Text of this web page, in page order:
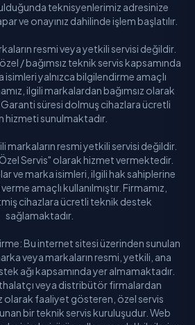
teknisyenlerimiz adresinize
ve onayınız dahilinde işlem başlatılır.
resmi veya yetkili servisi değildir.
/ bağımsız teknik servis kapsamında
yalnızca bilgilendirme amaçlı
ilgili markalardan bağımsız olarak
süresi dolmuş cihazlara ücretli
hizmeti sunulmaktadır.
markaların resmi yetkili servisi değildir.
Servis" olarak hizmet vermektedir.
ve marka isimleri, ilgili hak sahiplerine
amaçlı kullanılmıştır. Firmamız,
cihazlara ücretli teknik destek
sağlamaktadır.
Bu internet sitesi üzerinden sunulan
veya markaların resmi, yetkili, ana
ağı kapsamında yer almamaktadır.
veya distribütör firmalardan
olarak faaliyet gösteren, özel servis
bir teknik servis kuruluşudur. Web